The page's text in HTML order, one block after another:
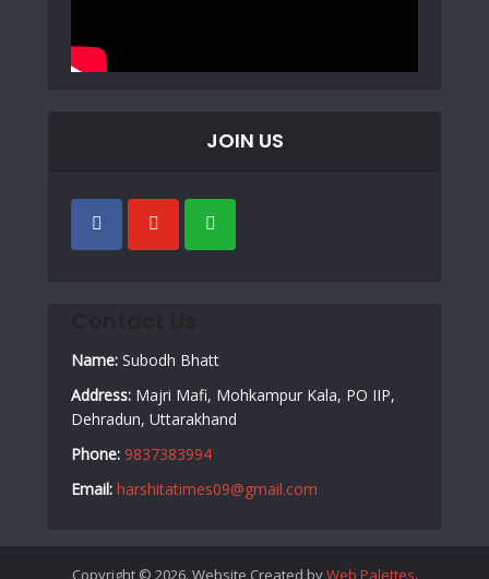
JOIN US
Name: Subodh Bhatt
Address: Majri Mafi, Mohkampur Kala, PO IIP,
Dehradun, Uttarakhand
Phone: 9837383994
Email: harshitatimes09@gmail.com
Copyright © 2026. Website Created byWeb Palettes.